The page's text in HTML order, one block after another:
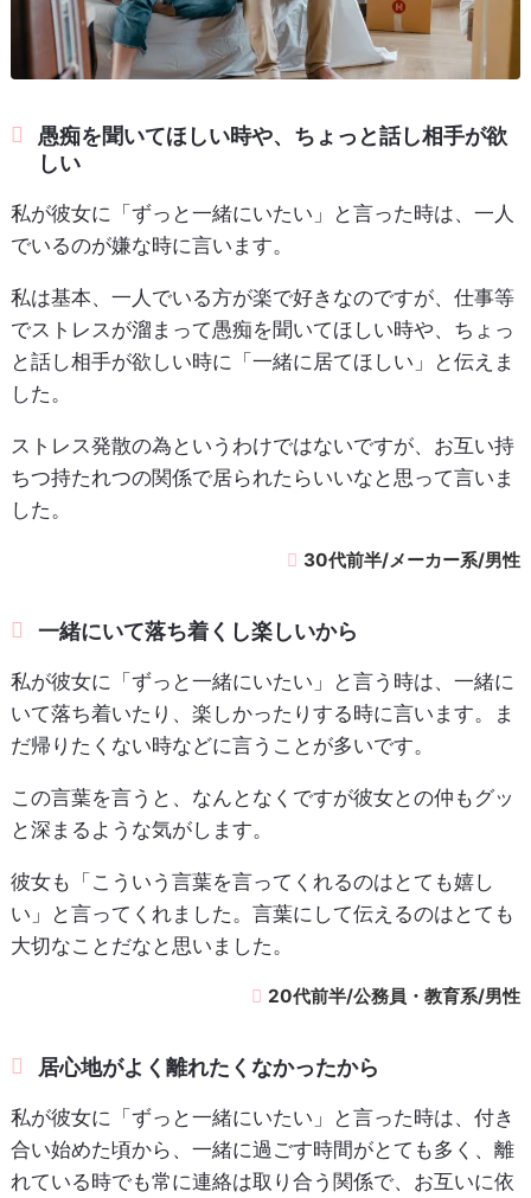
愚痴を聞いてほしい時や、ちょっと話し相手が欲
しい
私が彼女に「ずっと一緒にいたい」と言った時は、一人
でいるのが嫌な時に言います。
私は基本、一人でいる方が楽で好きなのですが、仕事等
でストレスが溜まって愚痴を聞いてほしい時や、ちょっ
と話し相手が欲しい時に「一緒に居てほしい」と伝えま
した。
ストレス発散の為というわけではないですが、お互い持
ちつ持たれつの関係で居られたらいいなと思って言いま
した。
30代前半/メーカー系/男性
一緒にいて落ち着くし楽しいから
私が彼女に「ずっと一緒にいたい」と言う時は、一緒に
いて落ち着いたり、楽しかったりする時に言います。ま
だ帰りたくない時などに言うことが多いです。
この言葉を言うと、なんとなくですが彼女との仲もグッ
と深まるような気がします。
彼女も「こういう言葉を言ってくれるのはとても嬉し
い」と言ってくれました。言葉にして伝えるのはとても
大切なことだなと思いました。
20代前半/公務員・教育系/男性
居心地がよく離れたくなかったから
私が彼女に「ずっと一緒にいたい」と言った時は、付き
合い始めた頃から、一緒に過ごす時間がとても多く、離
れている時でも常に連絡は取り合う関係で、お互いに依